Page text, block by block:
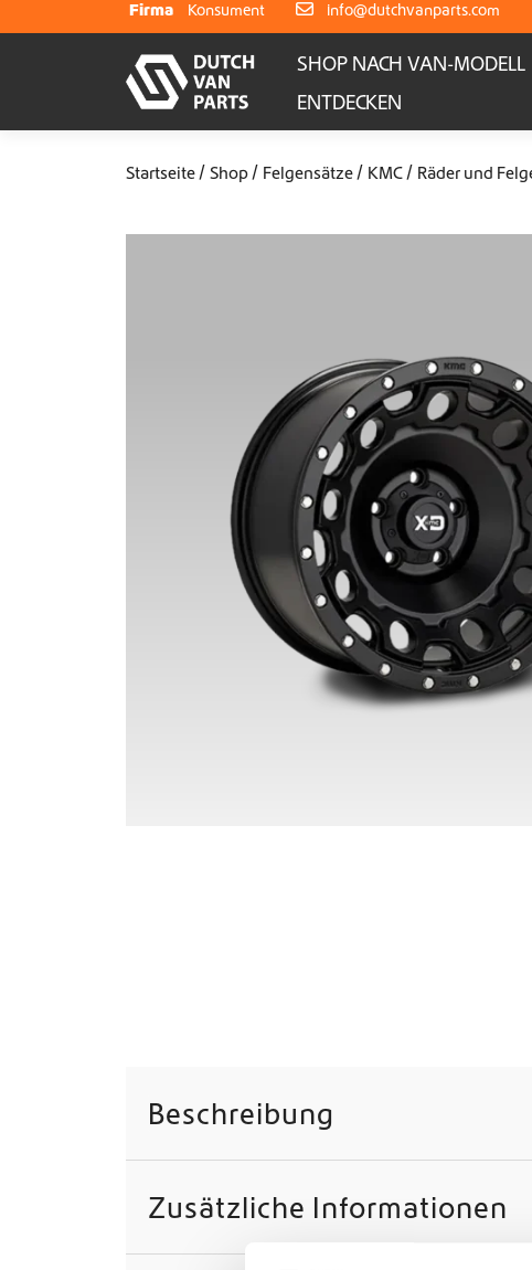
Firma Konsument info@dutchvanparts.com
SHOP NACH VAN-MODELL
ENTDECKEN
Startseite Shop Felgensätze KMC Räder und
Beschreibung
Zusätzliche Informationen